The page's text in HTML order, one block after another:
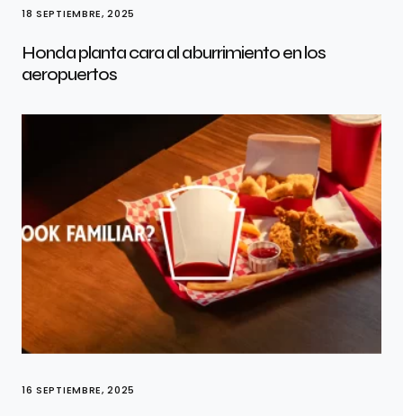
18 SEPTIEMBRE, 2025
Honda planta cara al aburrimiento en los
aeropuertos
16 SEPTIEMBRE, 2025